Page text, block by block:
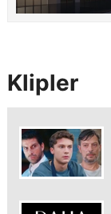
Klipler